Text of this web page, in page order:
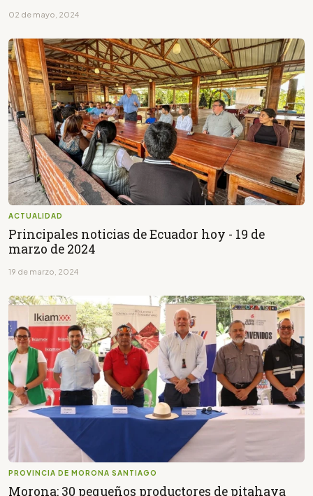
02 de mayo, 2024
ACTUALIDAD
Principales noticias de Ecuador hoy - 19 de
marzo de 2024
19 de marzo, 2024
PROVINCIA DE MORONA SANTIAGO
Morona: 30 pequeños productores de pitahaya